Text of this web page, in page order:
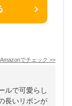
Amazonでチェック >>
ルで可愛らし
長いリボンが